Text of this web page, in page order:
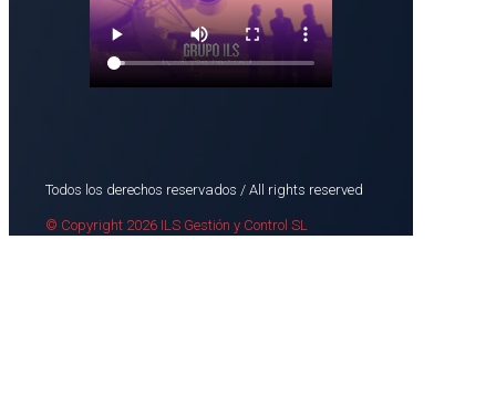
Todos los derechos reservados / All rights reserved
© Copyright 2026 ILS Gestión y Control SL